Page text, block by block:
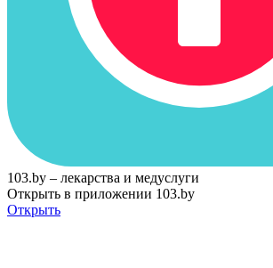
103.by – лекарства и медуслуги
Открыть в приложении 103.by
Открыть